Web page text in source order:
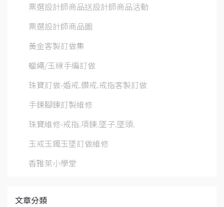
票選設計師商品送設計師商品活動
票選設計師商品圖
黃金客製訂做集
蠟繩/玉線手編訂做
珠寶訂做-婚戒.鑽戒.戒指客製訂做
手鍊腳鍊訂製維修
珠寶維修-戒指.項鍊.墜子.墜頭.
玉戒玉鐲玉墜訂做維修
香雅萊小學堂
文章分類